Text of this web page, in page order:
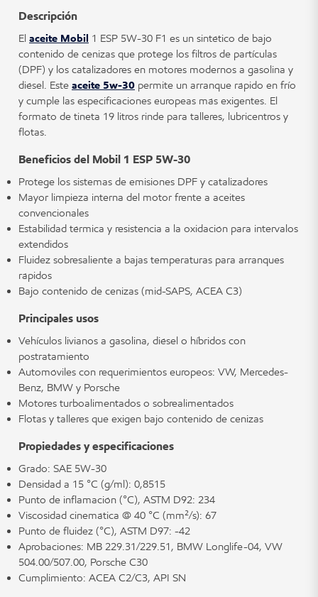
Descripción
El aceite Mobil 1 ESP 5W-30 F1 es un sintético de bajo
contenido de cenizas que protege los filtros de partículas
(DPF) y los catalizadores en motores modernos a gasolina y
diésel. Este aceite 5w-30 permite un arranque rápido en frío
y cumple las especificaciones europeas más exigentes. El
formato de tineta 19 litros rinde para talleres, lubricentros y
flotas.
Beneficios del Mobil 1 ESP 5W-30
Protege los sistemas de emisiones DPF y catalizadores
Mayor limpieza interna del motor frente a aceites
convencionales
Estabilidad térmica y resistencia a la oxidación para intervalos
extendidos
Fluidez sobresaliente a bajas temperaturas para arranques
rápidos
Bajo contenido de cenizas (mid-SAPS, ACEA C3)
Principales usos
Vehículos livianos a gasolina, diésel o híbridos con
postratamiento
Automóviles con requerimientos europeos: VW, Mercedes-
Benz, BMW y Porsche
Motores turboalimentados o sobrealimentados
Flotas y talleres que exigen bajo contenido de cenizas
Propiedades y especificaciones
Grado: SAE 5W-30
Densidad a 15 °C (g/ml): 0,8515
Punto de inflamación (°C), ASTM D92: 234
Viscosidad cinemática @ 40 °C (mm²/s): 67
Punto de fluidez (°C), ASTM D97: -42
Aprobaciones: MB 229.31/229.51, BMW Longlife-04, VW
504.00/507.00, Porsche C30
Cumplimiento: ACEA C2/C3, API SN